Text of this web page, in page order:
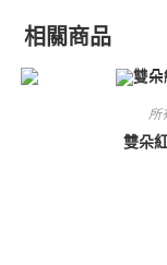
相關商品
所
雙朵